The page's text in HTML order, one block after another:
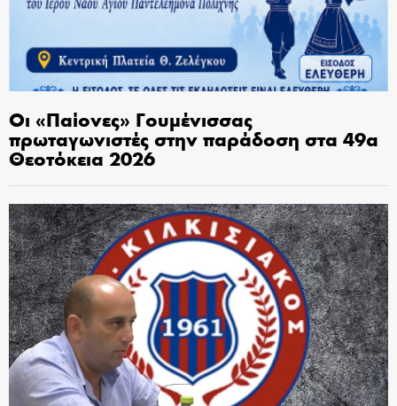
Οι «Παίονες» Γουμένισσας
πρωταγωνιστές στην παράδοση στα 49α
Θεοτόκεια 2026